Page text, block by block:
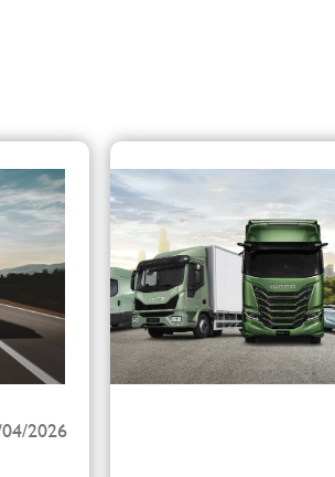
2026